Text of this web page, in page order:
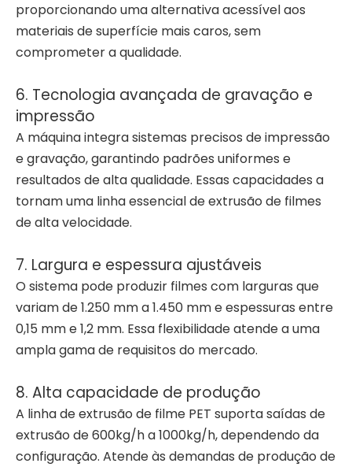
proporcionando uma alternativa acessível aos
materiais de superfície mais caros, sem
comprometer a qualidade.
6. Tecnologia avançada de gravação e
impressão
A máquina integra sistemas precisos de impressão
e gravação, garantindo padrões uniformes e
resultados de alta qualidade. Essas capacidades a
tornam uma linha essencial de extrusão de filmes
de alta velocidade.
7. Largura e espessura ajustáveis
O sistema pode produzir filmes com larguras que
variam de 1.250 mm a 1.450 mm e espessuras entre
0,15 mm e 1,2 mm. Essa flexibilidade atende a uma
ampla gama de requisitos do mercado.
8. Alta capacidade de produção
A linha de extrusão de filme PET suporta saídas de
extrusão de 600kg/h a 1000kg/h, dependendo da
configuração. Atende às demandas de produção de